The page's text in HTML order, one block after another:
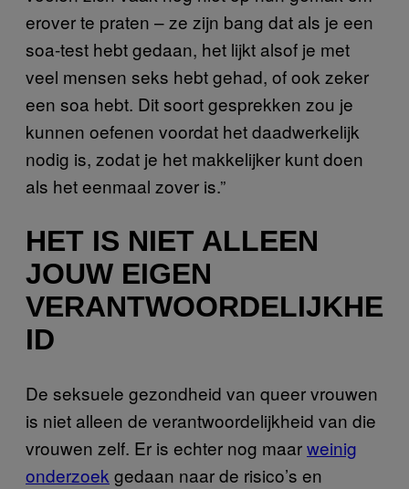
erover te praten – ze zijn bang dat als je een
soa-test hebt gedaan, het lijkt alsof je met
veel mensen seks hebt gehad, of ook zeker
een soa hebt. Dit soort gesprekken zou je
kunnen oefenen voordat het daadwerkelijk
nodig is, zodat je het makkelijker kunt doen
als het eenmaal zover is.”
HET IS NIET ALLEEN
JOUW EIGEN
VERANTWOORDELIJKHE
ID
De seksuele gezondheid van queer vrouwen
is niet alleen de verantwoordelijkheid van die
vrouwen zelf. Er is echter nog maarweinig
onderzoek gedaan naar de risico’s en